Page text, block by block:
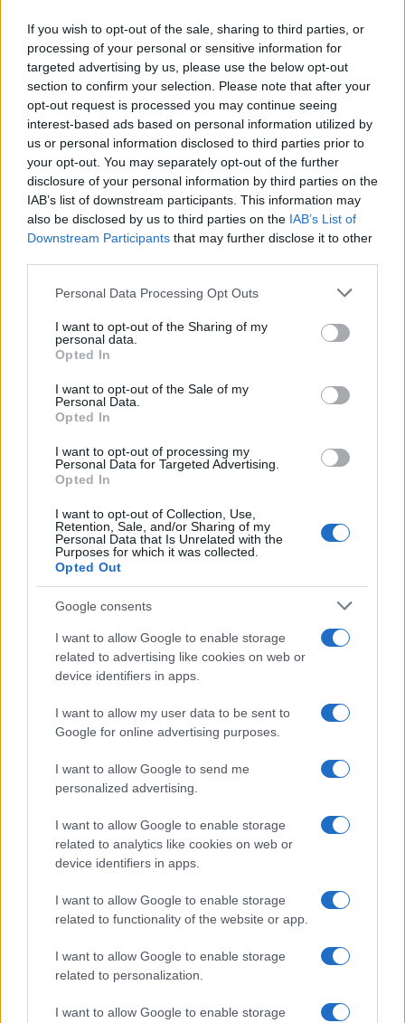
If you wish to opt-out of the sale, sharing to third parties, or
processing of your personal or sensitive information for
targeted advertising by us, please use the below opt-out
section to confirm your selection. Please note that after your
opt-out request is processed you may continue seeing
interest-based ads based on personal information utilized by
us or personal information disclosed to third parties prior to
your opt-out. You may separately opt-out of the further
disclosure of your personal information by third parties on the
IAB’s list of downstream participants. This information may
also be disclosed by us to third parties on the IAB’s List of
Downstream Participants that may further disclose it to other
Please note that this website/app uses one or more Google
not limited to your visit or usage behaviour. You may click to
grant or deny consent to Google and its third-party tags to
use your data for below specified purposes in below Google
consent section.
Personal Data Processing Opt Outs
I want to opt-out of the Sharing of my
personal data.
Opted In
I want to opt-out of the Sale of my
Personal Data.
Opted In
I want to opt-out of processing my
Personal Data for Targeted Advertising.
Opted In
I want to opt-out of Collection, Use,
Retention, Sale, and/or Sharing of my
Personal Data that Is Unrelated with the
Purposes for which it was collected.
Opted Out
Google consents
I want to allow Google to enable storage
related to advertising like cookies on web or
device identifiers in apps.
I want to allow my user data to be sent to
Google for online advertising purposes.
I want to allow Google to send me
personalized advertising.
I want to allow Google to enable storage
related to analytics like cookies on web or
device identifiers in apps.
I want to allow Google to enable storage
related to functionality of the website or app.
I want to allow Google to enable storage
related to personalization.
I want to allow Google to enable storage
Sigue leyendo
OTROS ANIMALES
Métodos éticos para disuadir palomas urbanas sin
Javier Ortega · 5 Ago 2026